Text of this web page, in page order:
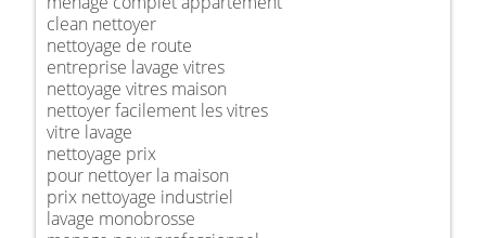
clean nettoyer
nettoyage de route
entreprise lavage vitres
nettoyage vitres maison
nettoyer facilement les vitres
vitre lavage
nettoyage prix
pour nettoyer la maison
prix nettoyage industriel
lavage monobrosse